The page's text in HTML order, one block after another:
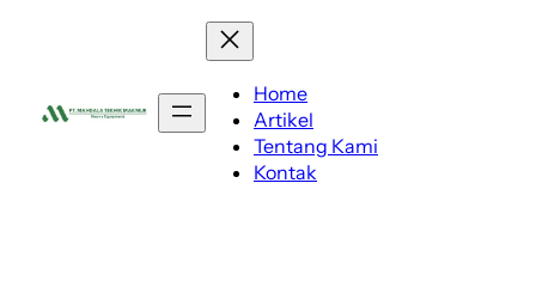
Home
Artikel
Tentang Kami
Kontak